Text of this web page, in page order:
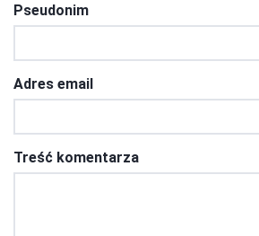
Pseudonim
Adres email
Treść komentarza